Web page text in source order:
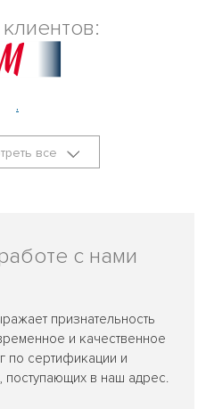
.
все
с нами
признательность
и качественное
по сертификации и
в наш адрес.